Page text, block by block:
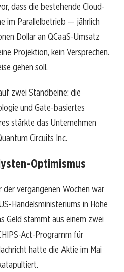
dass die bestehende Cloud-
im Parallelbetrieb — jährlich
Dollar an QCaaS-Umsatz
Projektion, kein Versprechen.
gehen soll.
zwei Standbeine: die
und Gate-basiertes
stärkte das Unternehmen
Circuits Inc.
Optimismus
vergangenen Wochen war
Handelsministeriums in Höhe
Geld stammt aus einem zwei
Act-Programm für
hatte die Aktie im Mai